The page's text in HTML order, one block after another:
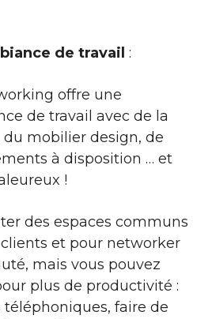
de travail :
offre une
de travail avec de la
mobilier design, de
à disposition … et
!
des espaces communs
et pour networker
mais vous pouvez
plus de productivité :
téléphoniques, faire de